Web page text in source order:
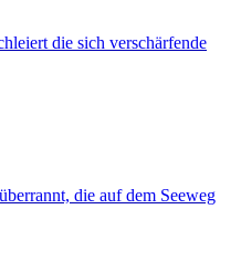
die sich verschärfende
die auf dem Seeweg